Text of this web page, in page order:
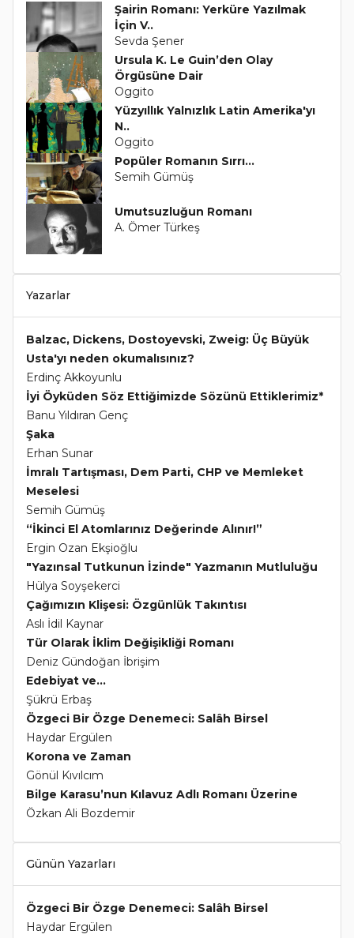
Şairin Romanı: Yerküre Yazılmak
İçin V..
Sevda Şener
Ursula K. Le Guin’den Olay
Örgüsüne Dair
Oggito
Yüzyıllık Yalnızlık Latin Amerika'yı
N..
Oggito
Popüler Romanın Sırrı...
Semih Gümüş
Umutsuzluğun Romanı
A. Ömer Türkeş
Yazarlar
Balzac, Dickens, Dostoyevski, Zweig: Üç Büyük
Usta'yı neden okumalısınız?
Erdinç Akkoyunlu
İyi Öyküden Söz Ettiğimizde Sözünü Ettiklerimiz*
Banu Yıldıran Genç
Şaka
Erhan Sunar
İmralı Tartışması, Dem Parti, CHP ve Memleket
Meselesi
Semih Gümüş
“İkinci El Atomlarınız Değerinde Alınır!”
Ergin Ozan Ekşioğlu
"Yazınsal Tutkunun İzinde" Yazmanın Mutluluğu
Hülya Soyşekerci
Çağımızın Klişesi: Özgünlük Takıntısı
Aslı İdil Kaynar
Tür Olarak İklim Değişikliği Romanı
Deniz Gündoğan İbrişim
Edebiyat ve...
Şükrü Erbaş
Özgeci Bir Özge Denemeci: Salâh Birsel
Haydar Ergülen
Korona ve Zaman
Gönül Kıvılcım
Bilge Karasu’nun Kılavuz Adlı Romanı Üzerine
Özkan Ali Bozdemir
Günün Yazarları
Özgeci Bir Özge Denemeci: Salâh Birsel
Haydar Ergülen